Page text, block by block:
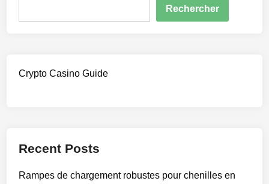
Rechercher
Crypto Casino Guide
Recent Posts
Rampes de chargement robustes pour chenilles en